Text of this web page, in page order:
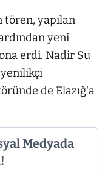
tören, yapılan
yeni
erdi. Nadir Su
de Elazığ'a
Medyada